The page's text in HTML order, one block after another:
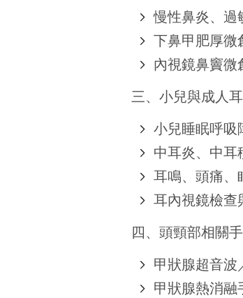
慢性鼻炎、過
下鼻甲肥厚微
內視鏡鼻竇
三、小兒與成人
小兒睡眠呼吸
中耳炎、中耳
耳鳴、頭痛、
耳內視鏡檢查
四、頭頸部相關
甲狀腺超音波
甲狀腺熱消融